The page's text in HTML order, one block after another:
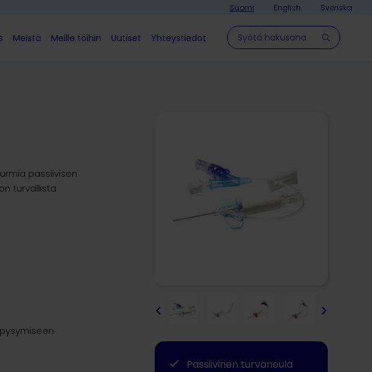
Suomi English Svenska
Meistä Meille töihin Uutiset
Yhteystiedot
Hae sivulla
passiivisen
turvallista
>
<
Passiivinen turvaneula